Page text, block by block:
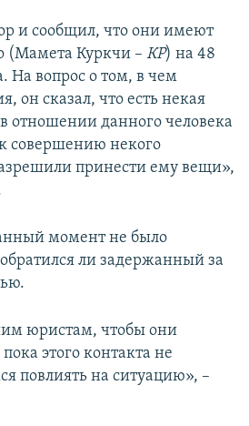
КРЫМА
и сообщил, что они имеют
(Мамета Куркчи – КР) на 48
На вопрос о том, в чем
он сказал, что есть некая
отношении данного человека
совершению некого
принести ему вещи»,
момент не было
ли задержанный за
юристам, чтобы они
этого контакта не
повлиять на ситуацию», –